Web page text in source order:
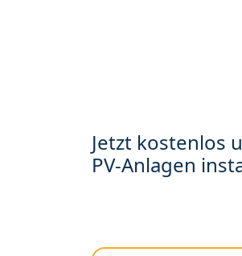
Jetzt kostenlos
PV-Anlagen